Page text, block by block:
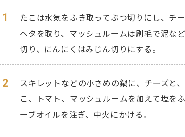
1
たこは水気をふき取ってぶつ切りにし、チ
ヘタを取り、マッシュルームは刷毛で泥な
切り、にんにくはみじん切りにする。
2
スキレットなどの小さめの鍋に、チーズと
こ、トマト、マッシュルームを加えて塩を
ーブオイルを注ぎ、中火にかける。